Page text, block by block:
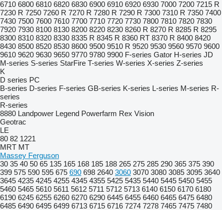
6710 6800 6810 6820 6830 6900 6910 6920 6930 7000 7200 7215 R
7230 R 7250 7260 R 7270 R 7280 R 7290 R 7300 7310 R 7350 7400
7430 7500 7600 7610 7700 7710 7720 7730 7800 7810 7820 7830
7920 7930 8100 8130 8200 8220 8230 8260 R 8270 R 8285 R 8295
8300 8310 8320 8330 8335 R 8345 R 8360 RT 8370 R 8400 8420
8430 8500 8520 8530 8600 9500 9510 R 9520 9530 9560 9570 9600
9610 9620 9630 9650 9770 9780 9900 F-series Gator H-series JD
M-series S-series StarFire T-series W-series X-series Z-series
K
D series PC
B-series D-series F-series GB-series K-series L-series M-series R-
series
R-series
8880 Landpower Legend Powerfarm Rex Vision
Geotrac
LE
80 82 1221
MRT MT
Massey Ferguson
30 35 40 50 65 135 165 168 185 188 265 275 285 290 365 375 390
399 575 590 595 675 690 698 2640 3060 3070 3080 3085 3095 3640
3645 4235 4245 4255 4345 4355 5425 5435 5440 5445 5450 5455
5460 5465 5610 5611 5612 5711 5712 5713 6140 6150 6170 6180
6190 6245 6255 6260 6270 6290 6445 6455 6460 6465 6475 6480
6485 6490 6495 6499 6713 6715 6716 7274 7278 7465 7475 7480